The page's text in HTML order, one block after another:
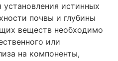
установления истинных
почвы и глубины
веществ необходимо
или
на компоненты,